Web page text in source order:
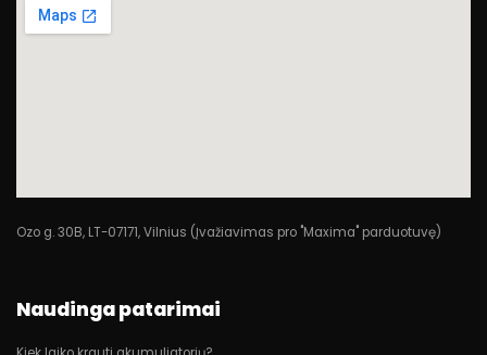
Ozo g. 30B, LT-07171, Vilnius (Įvažiavimas pro "Maxima" parduotuvę)
Naudinga patarimai